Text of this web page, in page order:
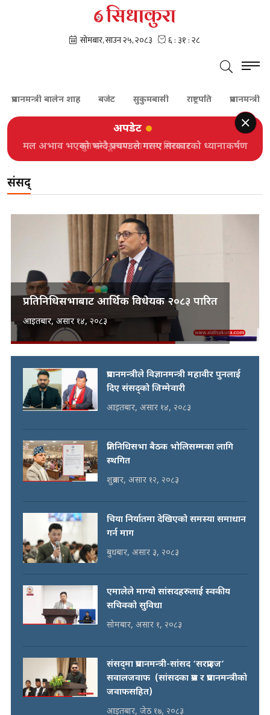
बालेन शाह बजेट सुकुमबासी राष्ट्रपति प्रधानमन्त्री
अपडेट
मल अभाव भएको भन्दै प्रचण्डले गराए सरकारको ध्यानाकर्षण
संसद्
प्रतिनिधिसभाबाट आर्थिक विधेयक २०८३ पारित
आइतबार, असार १४, २०८३
प्रधानमन्त्रीले विज्ञानमन्त्री महावीर पुनलाई
दिए संसद्को जिम्मेवारी
आइतबार, असार १४, २०८३
प्रतिनिधिसभा बैठक भोलिसम्मका लागि
स्थगित
शुक्रबार, असार १२, २०८३
चिया निर्यातमा देखिएको समस्या समाधान
गर्न माग
बुधबार, असार ३, २०८३
एमालेले माग्यो सांसदहरुलाई स्वकीय
सचिवको सुविधा
सोमबार, असार १, २०८३
संसद्‍मा प्रधानमन्त्री-सांसद ‘सरप्राइज’
सवालजवाफ (सांसदका प्रश्न र प्रधानमन्त्रीको
जवाफसहित)
आइतबार, जेठ १७, २०८३